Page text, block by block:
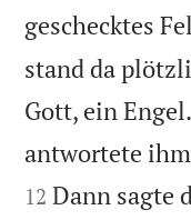
geschecktes
stand da
Gott, ein
antwortete
12 Dann sagte